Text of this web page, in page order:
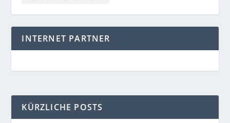
INTERNET PARTNER
KÜRZLICHE POSTS